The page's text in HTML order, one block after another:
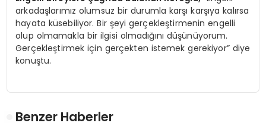
arkadaşlarımız olumsuz bir durumla karşı karşıya kalırsa
hayata küsebiliyor. Bir şeyi gerçekleştirmenin engelli
olup olmamakla bir ilgisi olmadığını düşünüyorum.
Gerçekleştirmek için gerçekten istemek gerekiyor” diye
konuştu.
Benzer Haberler